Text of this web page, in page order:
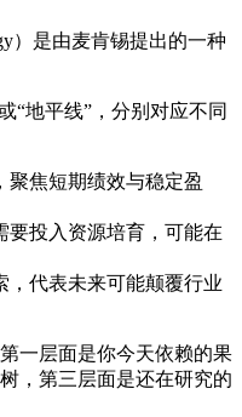
）是由麦肯锡提出的一种
“地平线”，分别对应不同
聚焦短期绩效与稳定盈
要投入资源培育，可能在
，代表未来可能颠覆行业
一层面是你今天依赖的果
，第三层面是还在研究的